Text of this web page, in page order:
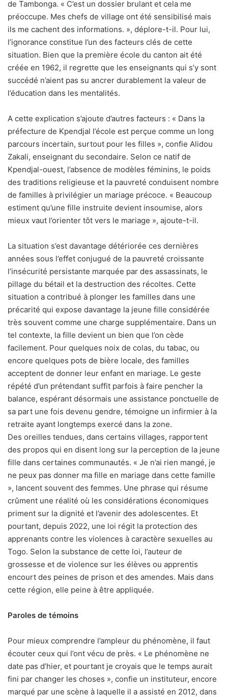
de Tambonga. « C’est un dossier brulant et cela me
préoccupe. Mes chefs de village ont été sensibilisé mais
ils me cachent des informations. », déplore-t-il. Pour lui,
l’ignorance constitue l’un des facteurs clés de cette
situation. Bien que la première école du canton ait été
créée en 1962, il regrette que les enseignants qui s’y sont
succédé n’aient pas su ancrer durablement la valeur de
l’éducation dans les mentalités.
A cette explication s’ajoute d’autres facteurs : « Dans la
préfecture de Kpendjal l’école est perçue comme un long
parcours incertain, surtout pour les filles », confie Alidou
Zakali, enseignant du secondaire. Selon ce natif de
Kpendjal-ouest, l’absence de modèles féminins, le poids
des traditions religieuse et la pauvreté conduisent nombre
de familles à privilégier un mariage précoce. « Beaucoup
estiment qu’une fille instruite devient insoumise, alors
mieux vaut l’orienter tôt vers le mariage », ajoute-t-il.
La situation s’est davantage détériorée ces dernières
années sous l’effet conjugué de la pauvreté croissante
l’insécurité persistante marquée par des assassinats, le
pillage du bétail et la destruction des récoltes. Cette
situation a contribué à plonger les familles dans une
précarité qui expose davantage la jeune fille considérée
très souvent comme une charge supplémentaire. Dans un
tel contexte, la fille devient un bien que l’on cède
facilement. Pour quelques noix de colas, du tabac, ou
encore quelques pots de bière locale, des familles
acceptent de donner leur enfant en mariage. Le geste
répété d’un prétendant suffit parfois à faire pencher la
balance, espérant désormais une assistance ponctuelle de
sa part une fois devenu gendre, témoigne un infirmier à la
retraite ayant longtemps exercé dans la zone.
Des oreilles tendues, dans certains villages, rapportent
des propos qui en disent long sur la perception de la jeune
fille dans certaines communautés. « Je n’ai rien mangé, je
ne peux pas donner ma fille en mariage dans cette famille
», lancent souvent des femmes. Une phrase qui résume
crûment une réalité où les considérations économiques
priment sur la dignité et l’avenir des adolescentes. Et
pourtant, depuis 2022, une loi régit la protection des
apprenants contre les violences à caractère sexuelles au
Togo. Selon la substance de cette loi, l’auteur de
grossesse et de violence sur les élèves ou apprentis
encourt des peines de prison et des amendes. Mais dans
cette région, elle peine à être appliquée.
Paroles de témoins
Pour mieux comprendre l’ampleur du phénomène, il faut
écouter ceux qui l’ont vécu de près. « Le phénomène ne
date pas d’hier, et pourtant je croyais que le temps aurait
fini par changer les choses », confie un instituteur, encore
marqué par une scène à laquelle il a assisté en 2012, dans